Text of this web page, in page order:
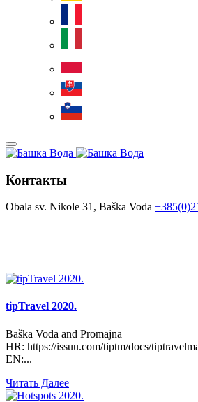
Контакты
Obala sv. Nikole 31, Baška Voda
tipTravel 2020.
Baška Voda and Promajna
HR: https://issuu.com/tiptm/docs/
EN:...
Читать Далее